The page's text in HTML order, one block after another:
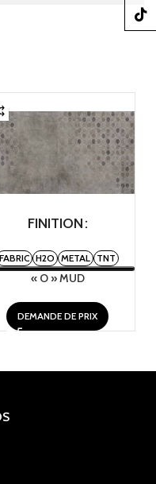
FINITION
FABRIC H2O METAL TNT
« O » MUD
DEMANDE DE PRIX